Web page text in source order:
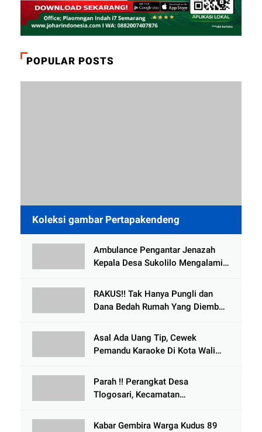
POPULAR POSTS
Koleksi gambar Pertapakendeng
Ambulance Pengantar Jenazah
Kepala Desa Sukolilo Mengalami
Meninggal Dunia
RAKUS!! Tak Hanya Pungli dan
Dana Bedah Rumah Yang Diembat,
Tlogowungu, di Duga
Selewengkan Bantuan Mushola
Asal Ada Uang Tip, Cewek
Pemandu Karaoke Di Kota Wali
Parah !! Perangkat Desa
Tlogosari, Kecamatan
Rumah dari BAZNAS
Kabar Gembira Warga Kudus 89